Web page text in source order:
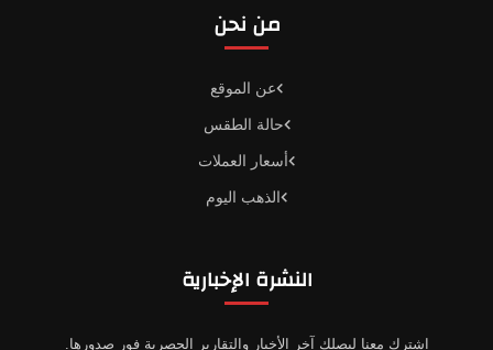
من نحن
عن الموقع
حالة الطقس
أسعار العملات
الذهب اليوم
النشرة الإخبارية
اشترك معنا ليصلك آخر الأخبار والتقارير الحصرية فور صدورها.